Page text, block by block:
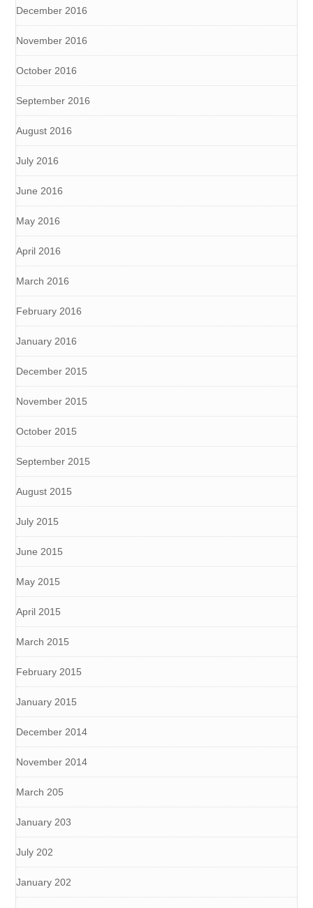
December 2016
November 2016
October 2016
September 2016
August 2016
July 2016
June 2016
May 2016
April 2016
March 2016
February 2016
January 2016
December 2015
November 2015
October 2015
September 2015
August 2015
July 2015
June 2015
May 2015
April 2015
March 2015
February 2015
January 2015
December 2014
November 2014
March 205
January 203
July 202
January 202